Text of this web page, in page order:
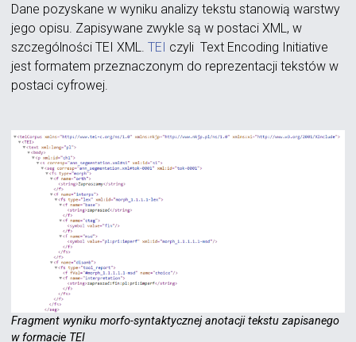
Dane pozyskane w wyniku analizy tekstu stanowią warstwy
jego opisu. Zapisywane zwykle są w postaci XML, w
szczególności TEI XML. TEI czyli Text Encoding Initiative
jest formatem przeznaczonym do reprezentacji tekstów w
postaci cyfrowej.
Fragment wyniku morfo-syntaktycznej anotacji tekstu zapisanego
w formacie TEI